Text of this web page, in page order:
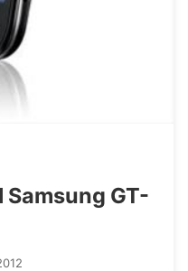
GT-